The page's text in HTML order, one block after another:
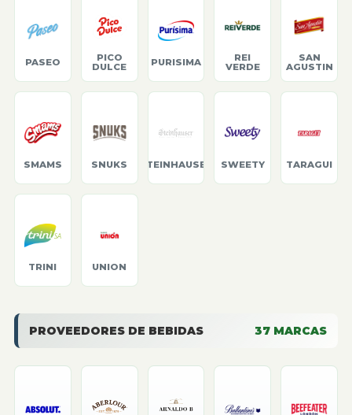
PASEO
PICO
DULCE
PURISIMA
REI
VERDE
SAN
AGUSTIN
SMAMS SNUKS STEINHAUSER SWEETY TARAGUI
TRINI UNION
PROVEEDORES DE BEBIDAS 37 MARCAS